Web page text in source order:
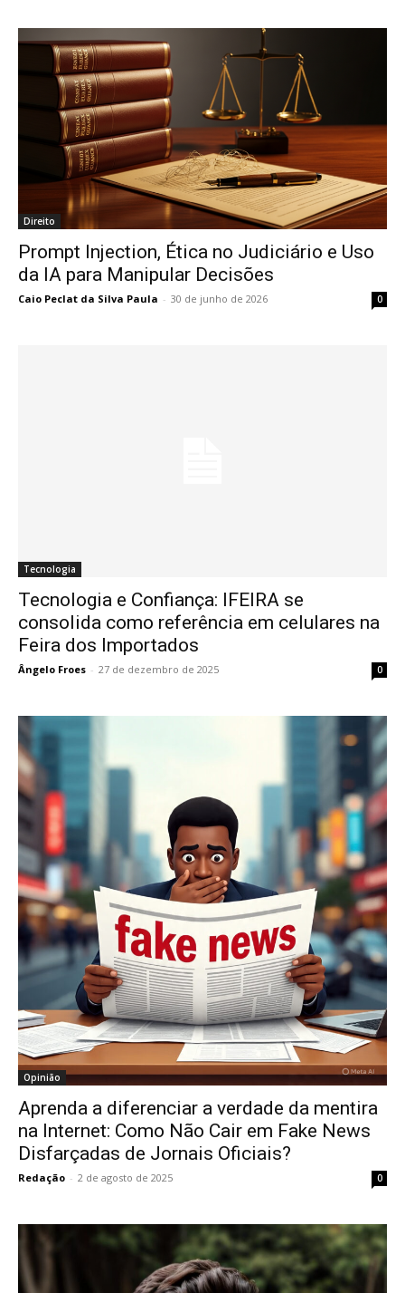
Direito
Prompt Injection, Ética no Judiciário e Uso
da IA para Manipular Decisões
Caio Peclat da Silva Paula - 30 de junho de 2026 0
Tecnologia
Tecnologia e Confiança: IFEIRA se
consolida como referência em celulares na
Feira dos Importados
Ângelo Froes - 27 de dezembro de 2025 0
Opinião
Aprenda a diferenciar a verdade da mentira
na Internet: Como Não Cair em Fake News
Disfarçadas de Jornais Oficiais?
Redação - 2 de agosto de 2025 0